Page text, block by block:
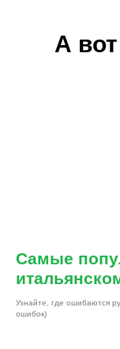
А
Самые
Узнайте, где ошибаются
ошибок)